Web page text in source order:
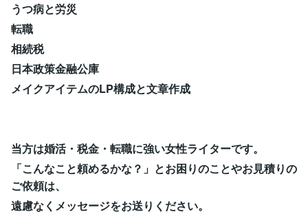
うつ病と労災
転職
相続税
日本政策金融公庫
メイクアイテムのLP構成と文章作成
当方は婚活・税金・転職に強い女性ライターです。
「こんなこと頼めるかな？」とお困りのことやお見積りの
ご依頼は、
遠慮なくメッセージをお送りください。